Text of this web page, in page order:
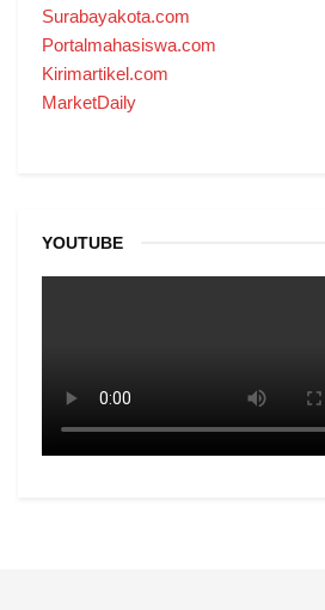
Surabayakota.com
Portalmahasiswa.com
Kirimartikel.com
MarketDaily
YOUTUBE